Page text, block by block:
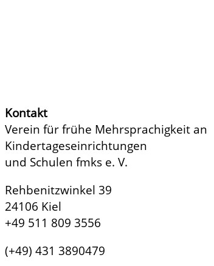
Kontakt
Verein für frühe Mehrsprachigkeit an
Kindertageseinrichtungen
und Schulen fmks e. V.
Rehbenitzwinkel 39
24106 Kiel
+49 511 809 3556
(+49) 431 3890479